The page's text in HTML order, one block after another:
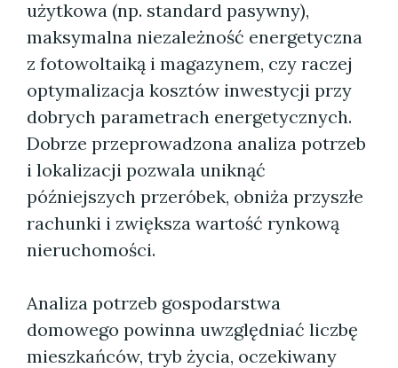
użytkowa (np. standard pasywny),
maksymalna niezależność energetyczna
z fotowoltaiką i magazynem, czy raczej
optymalizacja kosztów inwestycji przy
dobrych parametrach energetycznych.
Dobrze przeprowadzona analiza potrzeb
i lokalizacji pozwala uniknąć
późniejszych przeróbek, obniża przyszłe
rachunki i zwiększa wartość rynkową
nieruchomości.
Analiza potrzeb gospodarstwa
domowego powinna uwzględniać liczbę
mieszkańców, tryb życia, oczekiwany